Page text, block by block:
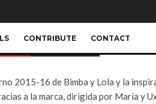
CONTRIBUTE CONTACT
2015-16 de Bimba y Lola y la
a la marca, dirigida por María y